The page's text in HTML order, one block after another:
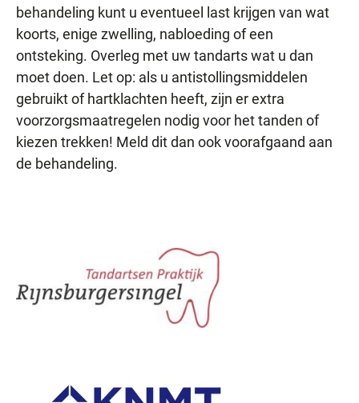
behandeling kunt u eventueel last krijgen van wat
koorts, enige zwelling, nabloeding of een
ontsteking. Overleg met uw tandarts wat u dan
moet doen. Let op: als u antistollingsmiddelen
gebruikt of hartklachten heeft, zijn er extra
voorzorgsmaatregelen nodig voor het tanden of
kiezen trekken! Meld dit dan ook voorafgaand aan
de behandeling.